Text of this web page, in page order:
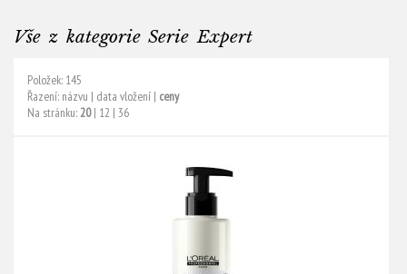
Vše z kategorie Serie Expert
Položek: 145
Řazení: názvu | data vložení | ceny
Na stránku:20| 12 | 36